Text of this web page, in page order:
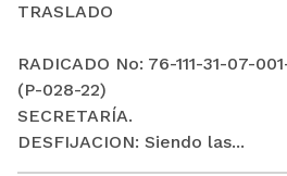
TRASLADO
RADICADO No: 76-111-31-07-
(P-028-22)
SECRETARÍA.
DESFIJACION: Siendo las...